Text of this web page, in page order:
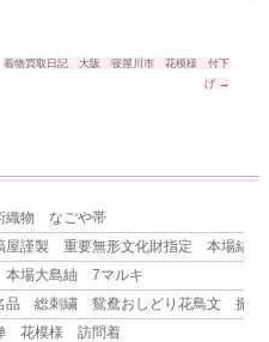
着物買取日記 大阪 寝屋川市 花模様 付下
げ →
物 なごや帯
謹製 重要無形文化財指定 本場結
場大島紬 7マルキ
総刺繍 鴛鴦おしどり花鳥文 振袖
花模様 訪問着